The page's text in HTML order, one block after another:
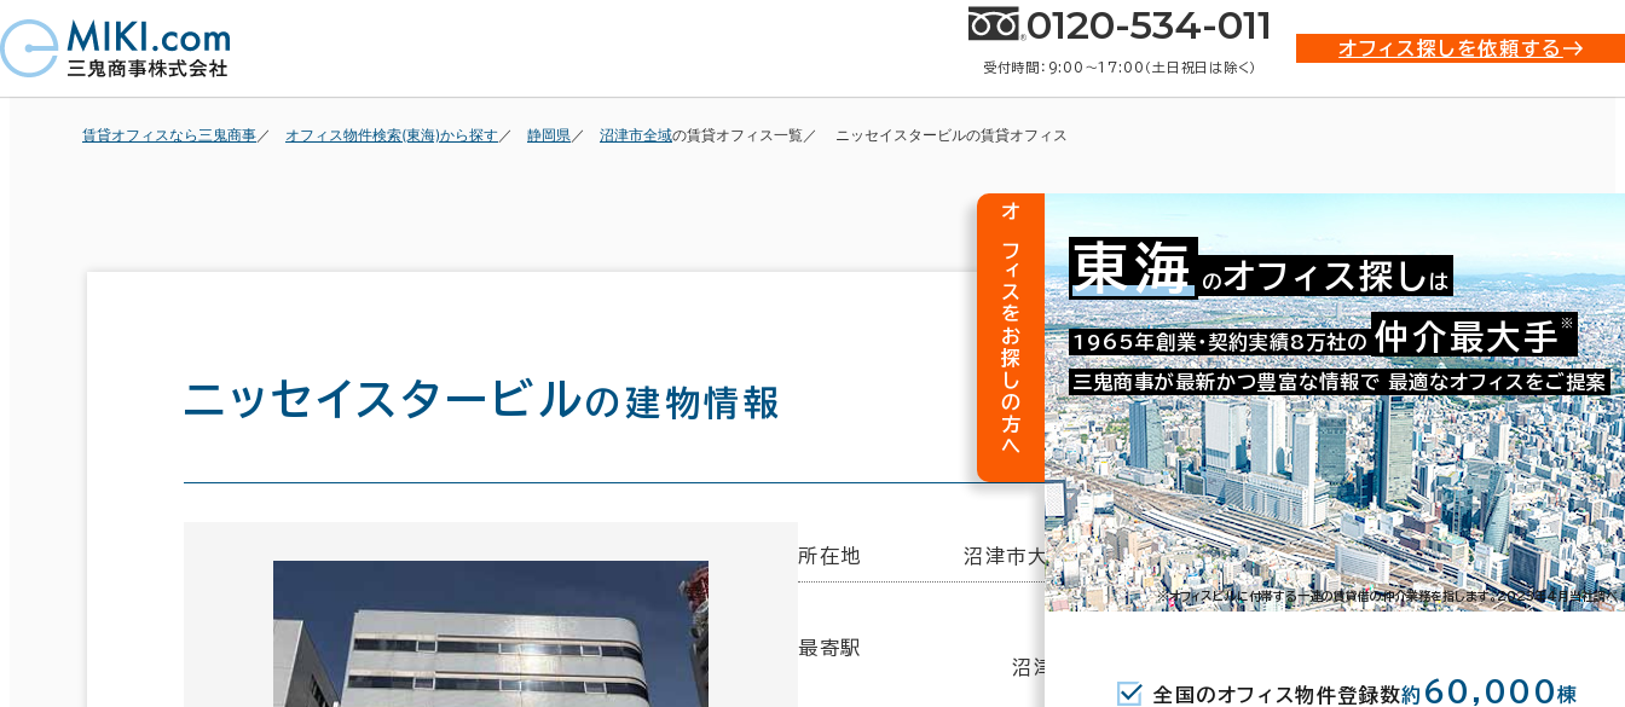
0120-534-011
受付時間：9:00〜17:00（土日祝日は除く）
オフィス探しを依頼する
賃貸オフィスなら三鬼商事 オフィス物件検索(東海)から探す 静岡県 沼津市全域の賃貸オフィス一覧 ニッセイスタービルの賃貸オフィス
ニッセイスタービルの建物情報
お問い合わせ番号：008-08018
所在地 沼津市大手町3-8-23
最寄駅
沼津駅(JR) 南口 5分
オフィスをお探しの方へ 東海 のオフィス探し は
1965年創業・契約実績8万社の 仲介最大手 ※
三鬼商事が最新かつ豊富な情報で 最適なオフィスをご提案
※オフィスビルに付帯する一連の賃貸借の仲介業務を指します。2023年4月当社調べ
全国のオフィス物件登録数約 60,000棟